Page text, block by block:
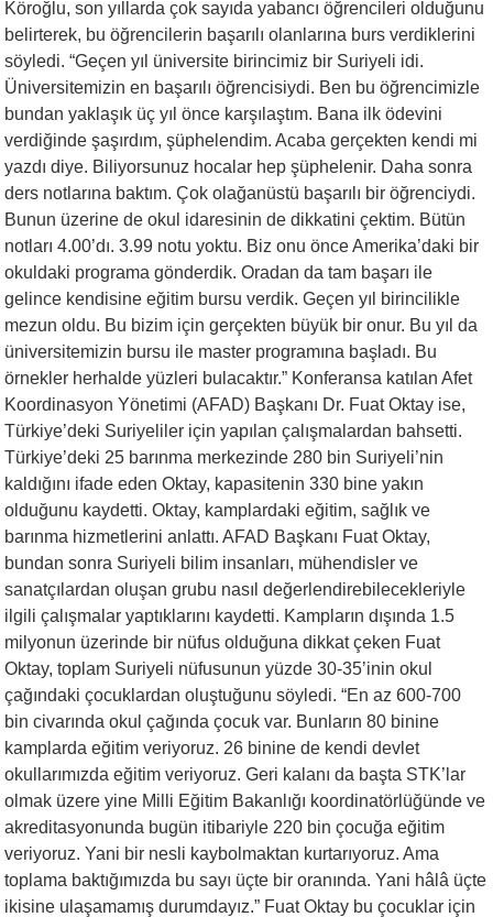
Köroğlu, son yıllarda çok sayıda yabancı öğrencileri olduğunu
belirterek, bu öğrencilerin başarılı olanlarına burs verdiklerini
söyledi. “Geçen yıl üniversite birincimiz bir Suriyeli idi.
Üniversitemizin en başarılı öğrencisiydi. Ben bu öğrencimizle
bundan yaklaşık üç yıl önce karşılaştım. Bana ilk ödevini
verdiğinde şaşırdım, şüphelendim. Acaba gerçekten kendi mi
yazdı diye. Biliyorsunuz hocalar hep şüphelenir. Daha sonra
ders notlarına baktım. Çok olağanüstü başarılı bir öğrenciydi.
Bunun üzerine de okul idaresinin de dikkatini çektim. Bütün
notları 4.00’dı. 3.99 notu yoktu. Biz onu önce Amerika’daki bir
okuldaki programa gönderdik. Oradan da tam başarı ile
gelince kendisine eğitim bursu verdik. Geçen yıl birincilikle
mezun oldu. Bu bizim için gerçekten büyük bir onur. Bu yıl da
üniversitemizin bursu ile master programına başladı. Bu
örnekler herhalde yüzleri bulacaktır.” Konferansa katılan Afet
Koordinasyon Yönetimi (AFAD) Başkanı Dr. Fuat Oktay ise,
Türkiye’deki Suriyeliler için yapılan çalışmalardan bahsetti.
Türkiye’deki 25 barınma merkezinde 280 bin Suriyeli’nin
kaldığını ifade eden Oktay, kapasitenin 330 bine yakın
olduğunu kaydetti. Oktay, kamplardaki eğitim, sağlık ve
barınma hizmetlerini anlattı. AFAD Başkanı Fuat Oktay,
bundan sonra Suriyeli bilim insanları, mühendisler ve
sanatçılardan oluşan grubu nasıl değerlendirebilecekleriyle
ilgili çalışmalar yaptıklarını kaydetti. Kampların dışında 1.5
milyonun üzerinde bir nüfus olduğuna dikkat çeken Fuat
Oktay, toplam Suriyeli nüfusunun yüzde 30-35’inin okul
çağındaki çocuklardan oluştuğunu söyledi. “En az 600-700
bin civarında okul çağında çocuk var. Bunların 80 binine
kamplarda eğitim veriyoruz. 26 binine de kendi devlet
okullarımızda eğitim veriyoruz. Geri kalanı da başta STK’lar
olmak üzere yine Milli Eğitim Bakanlığı koordinatörlüğünde ve
akreditasyonunda bugün itibariyle 220 bin çocuğa eğitim
veriyoruz. Yani bir nesli kaybolmaktan kurtarıyoruz. Ama
toplama baktığımızda bu sayı üçte bir oranında. Yani hâlâ üçte
ikisine ulaşamamış durumdayız.” Fuat Oktay bu çocuklar için